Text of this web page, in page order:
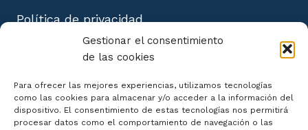
Gestionar el consentimiento
de las cookies
Para ofrecer las mejores experiencias, utilizamos tecnologías
como las cookies para almacenar y/o acceder a la información del
dispositivo. El consentimiento de estas tecnologías nos permitirá
procesar datos como el comportamiento de navegación o las
Política de privacidad
Aviso Legal
Política de cookies